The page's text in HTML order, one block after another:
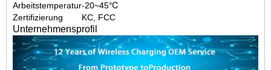
Arbeitstemperatur-20~45℃
Zertifizierung
KC, FCC
Unternehmensprofil